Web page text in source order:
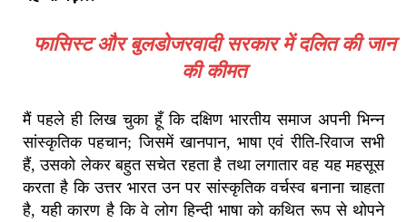
फासिस्ट और बुलडोजरवादी सरकार में दलित की जान
की कीमत
मैं पहले ही लिख चुका हूँ कि दक्षिण भारतीय समाज अपनी भिन्न
सांस्कृतिक पहचान; जिसमें खानपान, भाषा एवं रीति-रिवाज सभी
हैं, उसको लेकर बहुत सचेत रहता है तथा लगातार वह यह महसूस
करता है कि उत्तर भारत उन पर सांस्कृतिक वर्चस्व बनाना चाहता
है, यही कारण है कि वे लोग हिन्दी भाषा को कथित रूप से थोपने